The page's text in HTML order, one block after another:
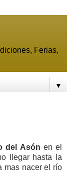
Ferias,
▼
del Asón en el
llegar hasta la
mas nacer el río